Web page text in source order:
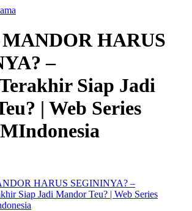
MANDOR HARUS
–
Siap Jadi
| Web Series
HARUS SEGININYA? –
Siap Jadi Mandor Teu? | Web Series